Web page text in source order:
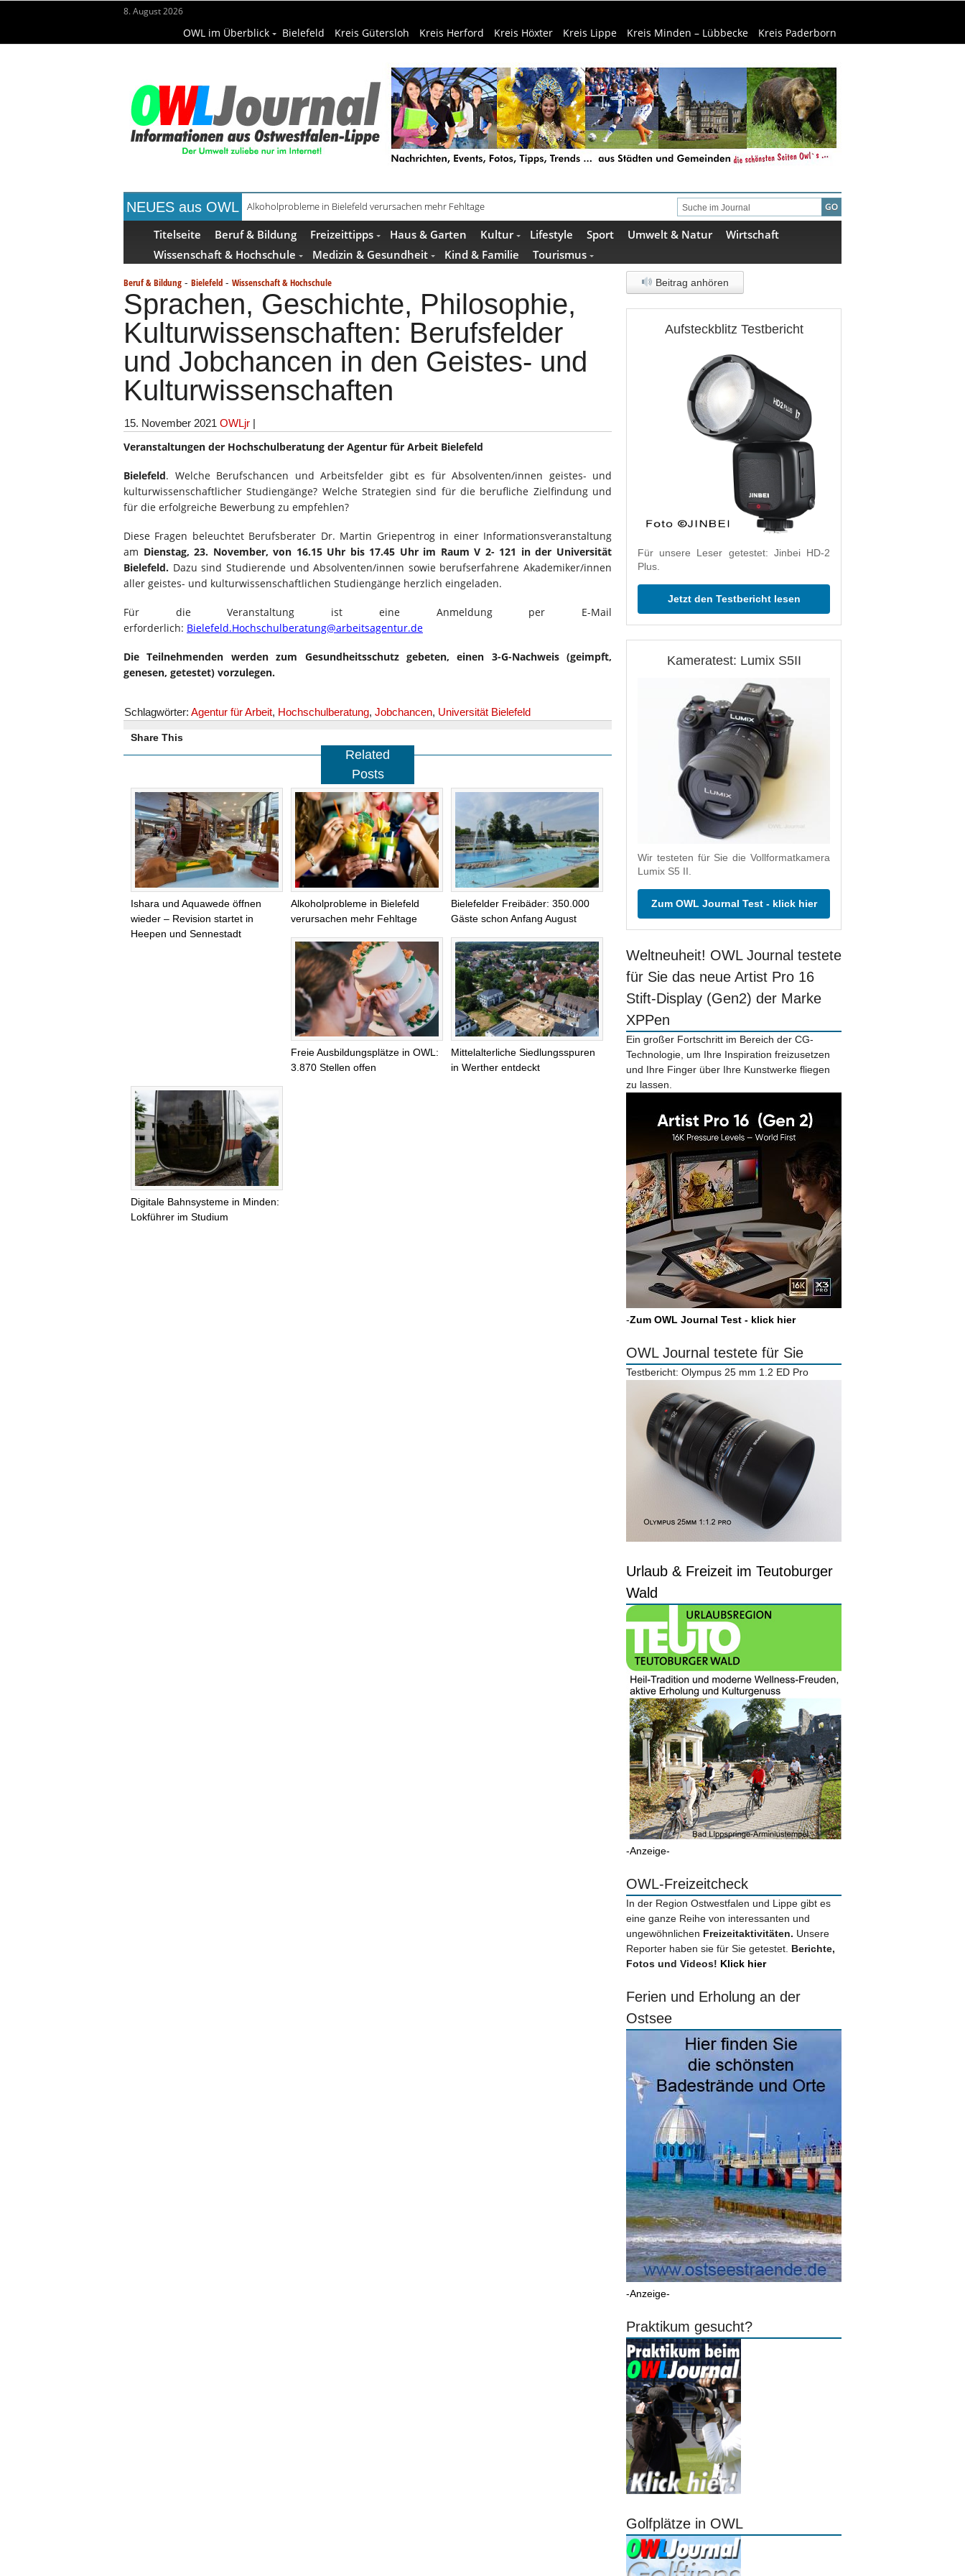
8. August 2026
OWL im Überblick Bielefeld Kreis Gütersloh Kreis Herford Kreis Höxter Kreis Lippe Kreis Minden – Lübbecke Kreis Paderborn
NEUES aus OWL
Alkoholprobleme in Bielefeld verursachen mehr Fehltage
Handgemachte Geschenkideen im Pop-up-Store in Büren
Titelseite Beruf & Bildung Freizeittipps Haus & Garten Kultur Lifestyle Sport Umwelt & Natur
Wirtschaft
Wissenschaft & Hochschule
Medizin & Gesundheit Kind & Familie Tourismus
Beruf & Bildung - Bielefeld - Wissenschaft & Hochschule
Sprachen, Geschichte, Philosophie,
Kulturwissenschaften: Berufsfelder
und Jobchancen in den Geistes- und
Kulturwissenschaften
15. November 2021 OWLjr |
Veranstaltungen der Hochschulberatung der Agentur für Arbeit Bielefeld
Bielefeld. Welche Berufschancen und Arbeitsfelder gibt es für Absolventen/innen geistes- und
kulturwissenschaftlicher Studiengänge? Welche Strategien sind für die berufliche Zielfindung und
für die erfolgreiche Bewerbung zu empfehlen?
Diese Fragen beleuchtet Berufsberater Dr. Martin Griepentrog in einer Informationsveranstaltung
am Dienstag, 23. November, von 16.15 Uhr bis 17.45 Uhr im Raum V 2- 121 in der Universität
Bielefeld. Dazu sind Studierende und Absolventen/innen sowie berufserfahrene Akademiker/innen
aller geistes- und kulturwissenschaftlichen Studiengänge herzlich eingeladen.
Für die Veranstaltung ist eine Anmeldung per E-Mail
erforderlich: Bielefeld.Hochschulberatung@arbeitsagentur.de
Die Teilnehmenden werden zum Gesundheitsschutz gebeten, einen 3-G-Nachweis (geimpft,
genesen, getestet) vorzulegen.
Schlagwörter: Agentur für Arbeit, Hochschulberatung, Jobchancen, Universität Bielefeld
Share This
Related
Posts
Ishara und Aquawede öffnen
wieder – Revision startet in
Heepen und Sennestadt
Alkoholprobleme in Bielefeld
verursachen mehr Fehltage
Bielefelder Freibäder: 350.000
Gäste schon Anfang August
Freie Ausbildungsplätze in OWL:
3.870 Stellen offen
Mittelalterliche Siedlungsspuren
in Werther entdeckt
Digitale Bahnsysteme in Minden:
Lokführer im Studium
Beitrag anhören
Aufsteckblitz Testbericht
Für unsere Leser getestet: Jinbei HD-2
Plus.
Jetzt den Testbericht lesen
Kameratest: Lumix S5II
Wir testeten für Sie die Vollformatkamera
Lumix S5 II.
Zum OWL Journal Test - klick hier
Weltneuheit! OWL Journal testete
für Sie das neue Artist Pro 16
Stift-Display (Gen2) der Marke
XPPen
Ein großer Fortschritt im Bereich der CG-
Technologie, um Ihre Inspiration freizusetzen
und Ihre Finger über Ihre Kunstwerke fliegen
zu lassen.
-Zum OWL Journal Test - klick hier
OWL Journal testete für Sie
Testbericht: Olympus 25 mm 1.2 ED Pro
Urlaub & Freizeit im Teutoburger
Wald
-Anzeige-
OWL-Freizeitcheck
In der Region Ostwestfalen und Lippe gibt es
eine ganze Reihe von interessanten und
ungewöhnlichen Freizeitaktivitäten. Unsere
Reporter haben sie für Sie getestet. Berichte,
Fotos und Videos! Klick hier
Ferien und Erholung an der
Ostsee
-Anzeige-
Praktikum gesucht?
Golfplätze in OWL